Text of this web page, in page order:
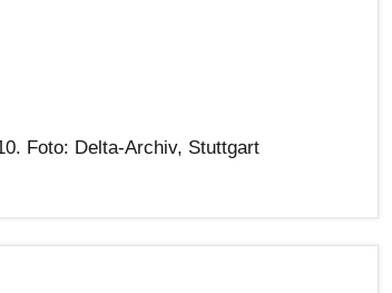
Foto: Delta-Archiv, Stuttgart